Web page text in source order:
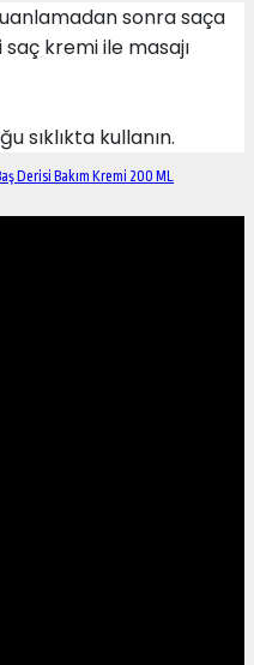
sonra saça
kremi ile masajı
sıklıkta kullanın.
Derisi Bakım Kremi 200 ML